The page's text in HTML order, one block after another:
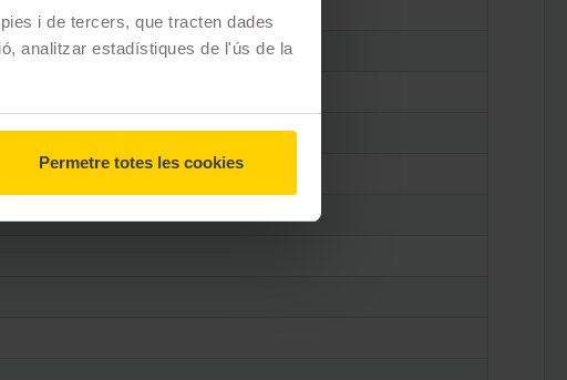
i de tercers, que tracten dades
analitzar estadístiques de l'ús de la
Permetre totes les cookies